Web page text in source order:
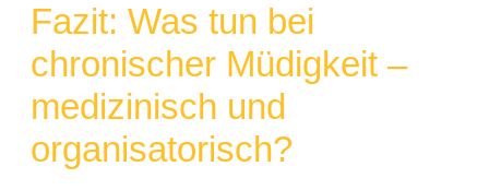
Fazit: Was tun bei
chronischer Müdigkeit –
medizinisch und
organisatorisch?